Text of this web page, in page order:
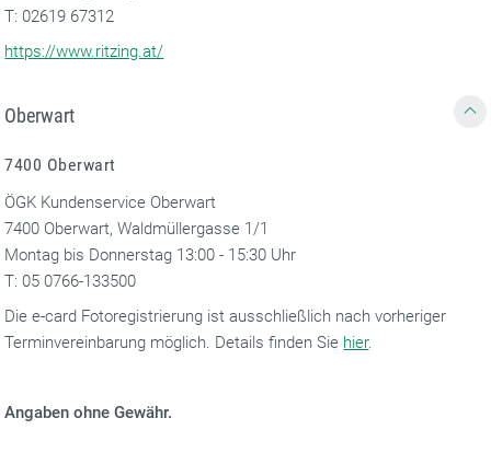
T: 02619 67312
https://www.ritzing.at/
Oberwart
7400 Oberwart
ÖGK Kundenservice Oberwart
7400 Oberwart, Waldmüllergasse 1/1
Montag bis Donnerstag 13:00 - 15:30 Uhr
T: 05 0766-133500
Die e-card Fotoregistrierung ist ausschließlich nach vorheriger
Terminvereinbarung möglich. Details finden Sie hier.
Angaben ohne Gewähr.